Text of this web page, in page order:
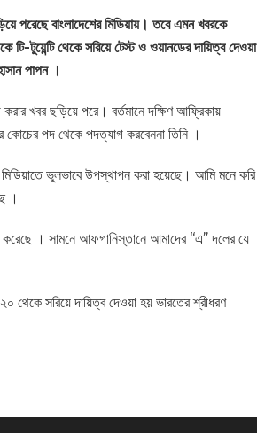
পরেছে বাংলাদেশের মিডিয়ায়। তবে এমন খবরকে
টুয়েন্টি থেকে সরিয়ে টেস্ট ও ওয়ানডের দায়িত্ব দেওয়া
পাপন ।
খবর ছড়িয়ে পরে। বর্তমানে দক্ষিণ আফ্রিকায়
কোচের পদ থেকে পদত্যাগ করবেননা তিনি ।
মিডিয়াতে ভুলভাবে উপস্থাপন করা হয়েছে। আমি মনে করি
।
করেছে । সামনে আফগানিস্তানে আমাদের “এ” দলের যে
থেকে সরিয়ে দায়িত্ব দেওয়া হয় ভারতের শ্রীধরণ